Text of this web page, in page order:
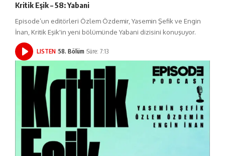
Kritik Eşik – 58: Yabani
Episode’un editörleri Özlem Özdemir, Yasemin Şefik ve Engin
İnan, Kritik Eşik'in yeni bölümünde Yabani dizisini konuşuyor.
LISTEN 58. Bölüm Süre: 7:13